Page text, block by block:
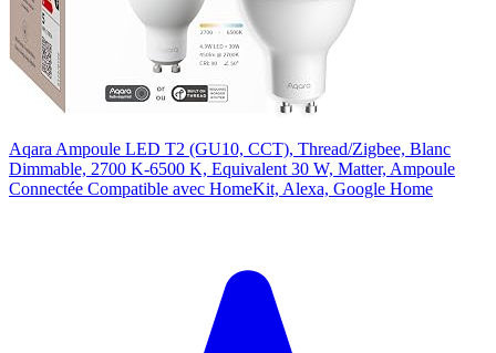
Aqara Ampoule LED T2 (GU10, CCT), Thread/Zigbee, Blanc
Dimmable, 2700 K-6500 K, Equivalent 30 W, Matter, Ampoule
Connectée Compatible avec HomeKit, Alexa, Google Home